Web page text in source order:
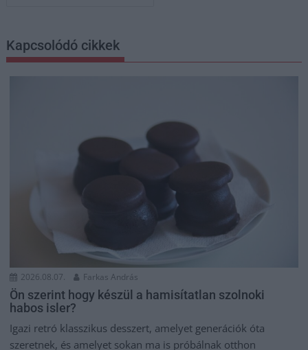
Kapcsolódó cikkek
2026.08.07. Farkas András
Ön szerint hogy készül a hamisítatlan szolnoki
habos isler?
Igazi retró klasszikus desszert, amelyet generációk óta
szeretnek, és amelyet sokan ma is próbálnak otthon